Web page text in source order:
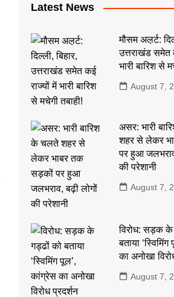
Latest News
मौसम अल़र्ट:
उत्तराखंड समेत
भारी बारिश से
August 7,
असर: भारी
शहर से लेकर
पर हुआ
की परेशानी
August 7,
विरोध: सड़क के
बताया
का अनोखा
August 7,